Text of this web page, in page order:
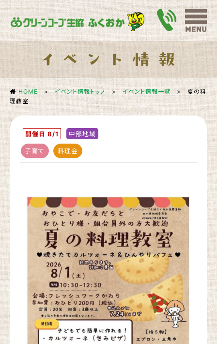
HOME >イベント情報トップ >イベント情報一覧> 夏の料
理教室
開催日 8/1 中部地域
子育て 料理会